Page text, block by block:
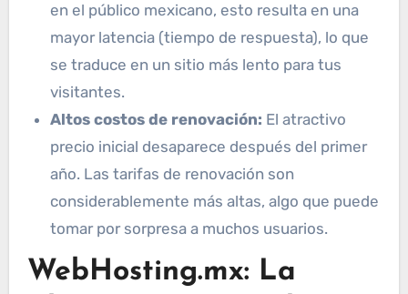
en el público mexicano, esto resulta en una
mayor latencia (tiempo de respuesta), lo que
se traduce en un sitio más lento para tus
visitantes.
Altos costos de renovación: El atractivo
precio inicial desaparece después del primer
año. Las tarifas de renovación son
considerablemente más altas, algo que puede
tomar por sorpresa a muchos usuarios.
WebHosting.mx: La